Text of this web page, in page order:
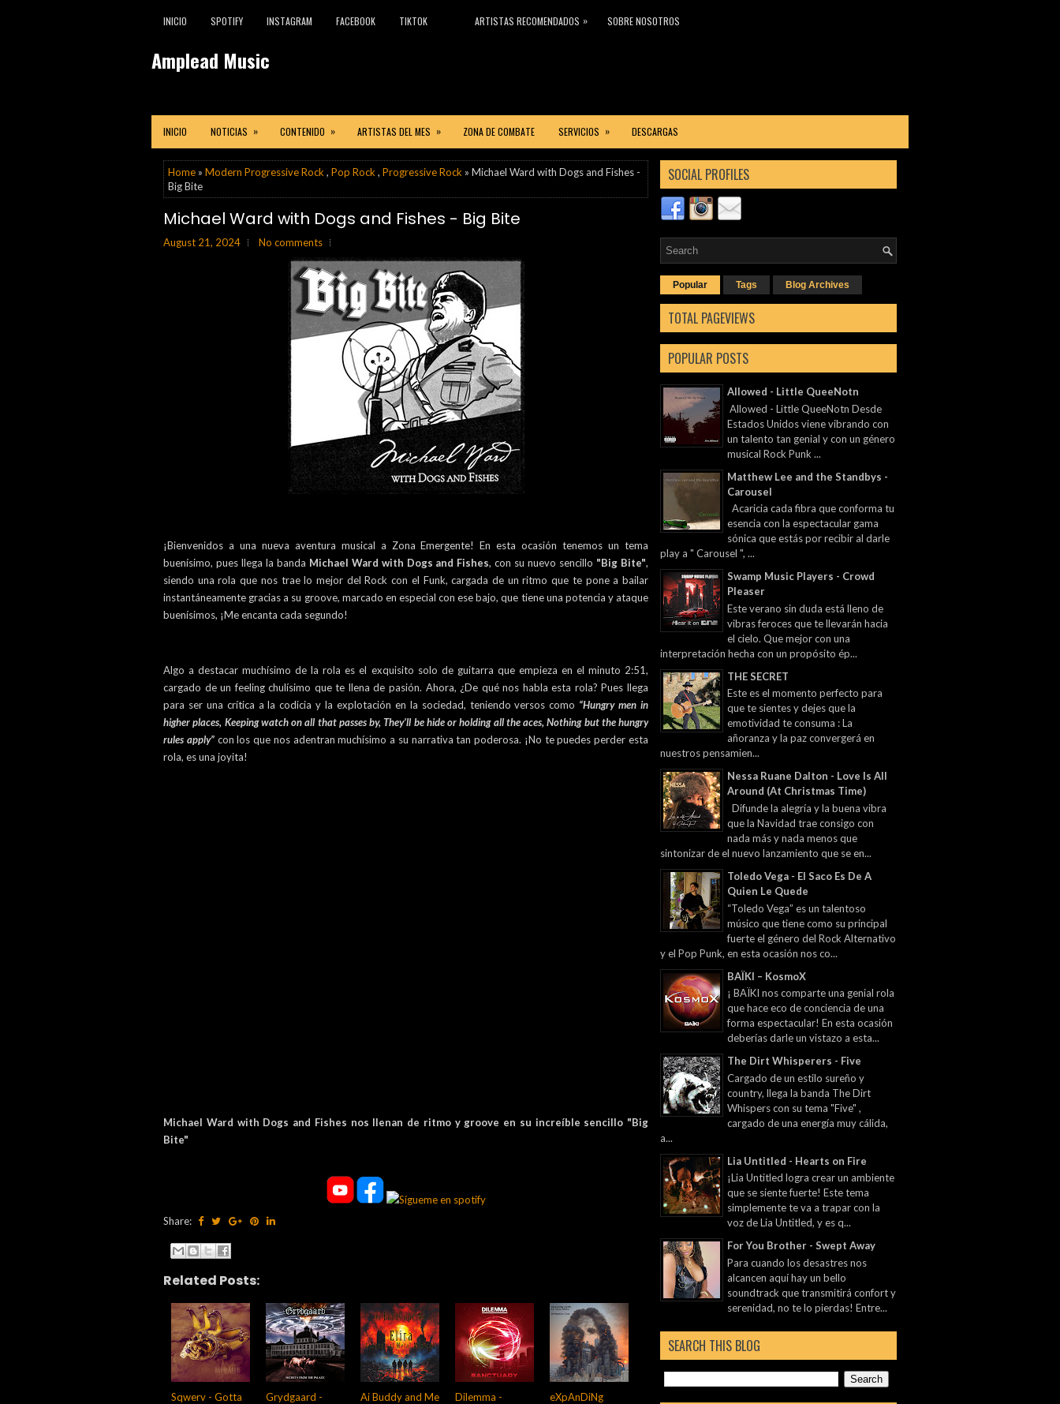
INICIO SPOTIFY INSTAGRAM FACEBOOK TIKTOK ARTISTAS RECOMENDADOS » SOBRE NOSOTROS
Amplead Music
INICIO NOTICIAS » CONTENIDO » ARTISTAS DEL MES » ZONA DE COMBATE SERVICIOS » DESCARGAS
Home » Modern Progressive Rock , Pop Rock , Progressive Rock » Michael Ward with Dogs and Fishes -
Big Bite
Michael Ward with Dogs and Fishes - Big Bite
August 21, 2024 No comments
¡Bienvenidos a una nueva aventura musical a Zona Emergente! En esta ocasión tenemos un tema
buenísimo, pues llega la banda Michael Ward with Dogs and Fishes, con su nuevo sencillo "Big Bite",
siendo una rola que nos trae lo mejor del Rock con el Funk, cargada de un ritmo que te pone a bailar
instantáneamente gracias a su groove, marcado en especial con ese bajo, que tiene una potencia y ataque
buenísimos, ¡Me encanta cada segundo!
Algo a destacar muchísimo de la rola es el exquisito solo de guitarra que empieza en el minuto 2:51,
cargado de un feeling chulísimo que te llena de pasión. Ahora, ¿De qué nos habla esta rola? Pues llega
para ser una crítica a la codicia y la explotación en la sociedad, teniendo versos como “Hungry men in
higher places, Keeping watch on all that passes by, They’ll be hide or holding all the aces, Nothing but the hungry
rules apply”con los que nos adentran muchísimo a su narrativa tan poderosa. ¡No te puedes perder esta
rola, es una joyita!
Michael Ward with Dogs and Fishes nos llenan de ritmo y groove en su increíble sencillo "Big
Bite"
Share:
Related Posts:
Sqwerv - Gotta
Grydgaard -
Ai Buddy and Me
Dilemma -
eXpAnDiNg
SOCIAL PROFILES
Popular Tags Blog Archives
TOTAL PAGEVIEWS
POPULAR POSTS
Allowed - Little QueeNotn
Allowed - Little QueeNotn Desde
Estados Unidos viene vibrando con
un talento tan genial y con un género
musical Rock Punk ...
Matthew Lee and the Standbys -
Carousel
Acaricia cada fibra que conforma tu
esencia con la espectacular gama
sónica que estás por recibir al darle
play a " Carousel ", ...
Swamp Music Players - Crowd
Pleaser
Este verano sin duda está lleno de
vibras feroces que te llevarán hacia
el cielo. Que mejor con una
interpretación hecha con un propósito ép...
THE SECRET
Este es el momento perfecto para
que te sientes y dejes que la
emotividad te consuma : La
añoranza y la paz convergerá en
nuestros pensamien...
Nessa Ruane Dalton - Love Is All
Around (At Christmas Time)
Difunde la alegría y la buena vibra
que la Navidad trae consigo con
nada más y nada menos que
sintonizar de el nuevo lanzamiento que se en...
Toledo Vega - El Saco Es De A
Quien Le Quede
“Toledo Vega” es un talentoso
músico que tiene como su principal
fuerte el género del Rock Alternativo
y el Pop Punk, en esta ocasión nos co...
BAÏKI – KosmoX
¡ BAÏKI nos comparte una genial rola
que hace eco de conciencia de una
forma espectacular! En esta ocasión
deberías darle un vistazo a esta...
The Dirt Whisperers - Five
Cargado de un estilo sureño y
country, llega la banda The Dirt
Whispers con su tema "Five" ,
cargado de una energía muy cálida,
a...
Lia Untitled - Hearts on Fire
¡Lia Untitled logra crear un ambiente
que se siente fuerte! Este tema
simplemente te va a trapar con la
voz de Lia Untitled, y es q...
For You Brother - Swept Away
Para cuando los desastres nos
alcancen aquí hay un bello
soundtrack que transmitirá confort y
serenidad, no te lo pierdas! Entre...
SEARCH THIS BLOG